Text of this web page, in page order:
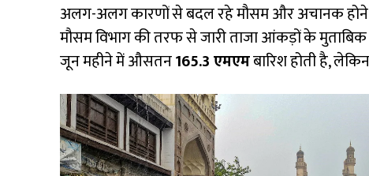
अलग-अलग कारणों से बदल रहे मौसम और अचानक होने
मौसम विभाग की तरफ से जारी ताजा आंकड़ों के
जून महीने में औसतन165.3 एमएमबारिश होती है,